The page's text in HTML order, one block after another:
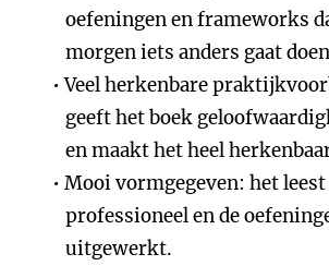
oefeningen en frameworks
morgen iets anders gaat
Veel herkenbare
geeft het boek
en maakt het heel
Mooi vormgegeven: het
professioneel en de
uitgewerkt.